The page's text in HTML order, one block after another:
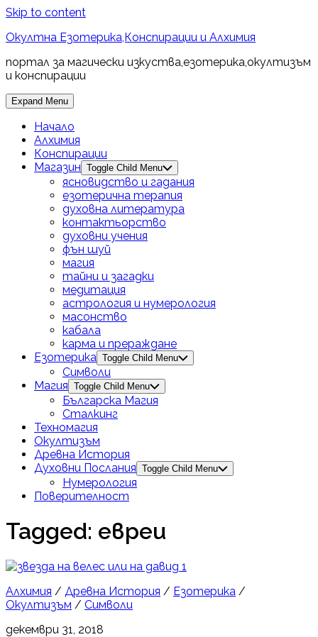
Skip to content
Окултна Езотерика,Конспирации и Алхимия
портал за магически изкуства,езотерика,окултизъм
и конспирации
Expand Menu
Начало
Алхимия
Конспирации
Магазин Toggle Child Menu
ясновидство и гадания
езотерична терапия
духовна литература
контактьорство
духовни учения
фън шуй
магия
тайни и загадки
медитация
астрология и нумерология
масонство
кабала
карма и прераждане
Езотерика Toggle Child Menu
Символи
Магия Toggle Child Menu
Българска Магия
Сталкинг
Техномагия
Окултизъм
Древна История
Духовни Послания Toggle Child Menu
Нумерология
Поверителност
Tagged: евреи
1
Алхимия / Древна История / Езотерика /
Окултизъм / Символи
декември 31, 2018